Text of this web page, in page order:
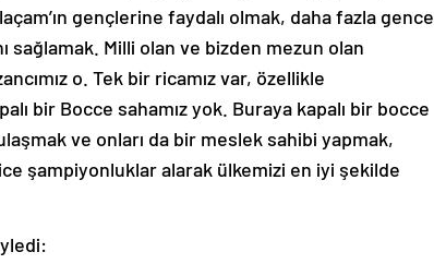
gençlerine faydalı olmak, daha fazla gence
sağlamak. Milli olan ve bizden mezun olan
o. Tek bir ricamız var, özellikle
bir Bocce sahamız yok. Buraya kapalı bir bocce
ve onları da bir meslek sahibi yapmak,
şampiyonluklar alarak ülkemizi en iyi şekilde